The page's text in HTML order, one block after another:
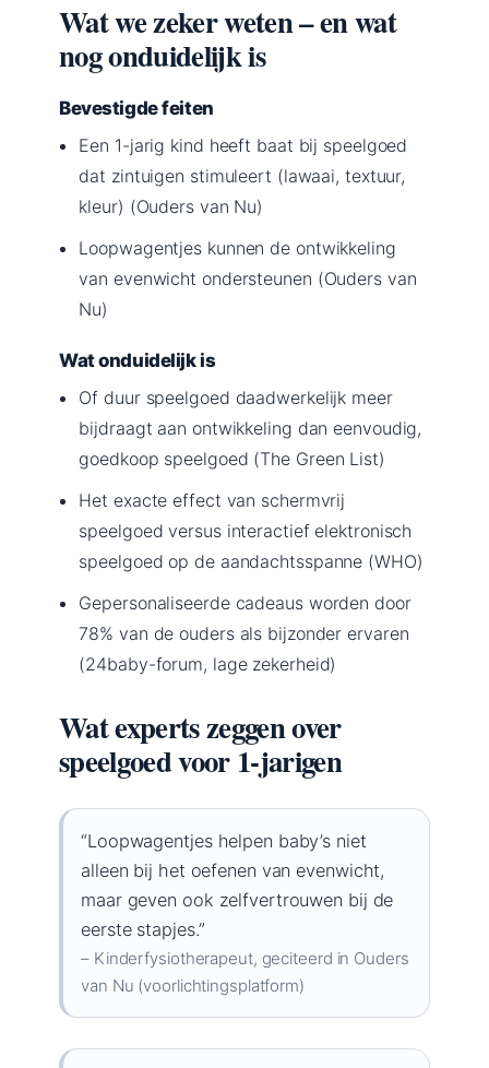
Wat we zeker weten – en wat
nog onduidelijk is
Bevestigde feiten
Een 1-jarig kind heeft baat bij speelgoed
dat zintuigen stimuleert (lawaai, textuur,
kleur) (Ouders van Nu)
Loopwagentjes kunnen de ontwikkeling
van evenwicht ondersteunen (Ouders van
Nu)
Wat onduidelijk is
Of duur speelgoed daadwerkelijk meer
bijdraagt aan ontwikkeling dan eenvoudig,
goedkoop speelgoed (The Green List)
Het exacte effect van schermvrij
speelgoed versus interactief elektronisch
speelgoed op de aandachtsspanne (WHO)
Gepersonaliseerde cadeaus worden door
78% van de ouders als bijzonder ervaren
(24baby-forum, lage zekerheid)
Wat experts zeggen over
speelgoed voor 1-jarigen
“Loopwagentjes helpen baby’s niet
alleen bij het oefenen van evenwicht,
maar geven ook zelfvertrouwen bij de
eerste stapjes.”
– Kinderfysiotherapeut, geciteerd in Ouders
van Nu (voorlichtingsplatform)